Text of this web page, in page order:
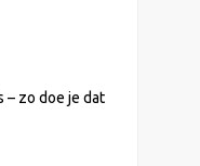
– zo doe je dat